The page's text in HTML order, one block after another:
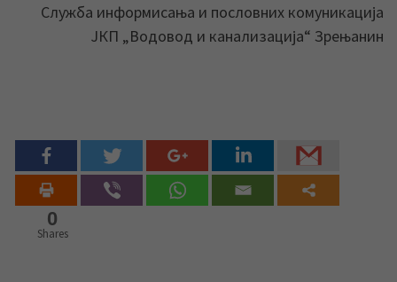
Служба информисања и пословних комуникација
ЈКП „Водовод и канализација“ Зрењанин
0
Shares